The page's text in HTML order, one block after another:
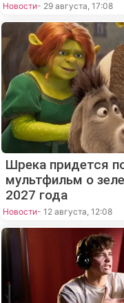
Новости- 29 августа, 17:08
Шрека придется
мультфильм о
2027 года
Новости- 12 августа, 12:08